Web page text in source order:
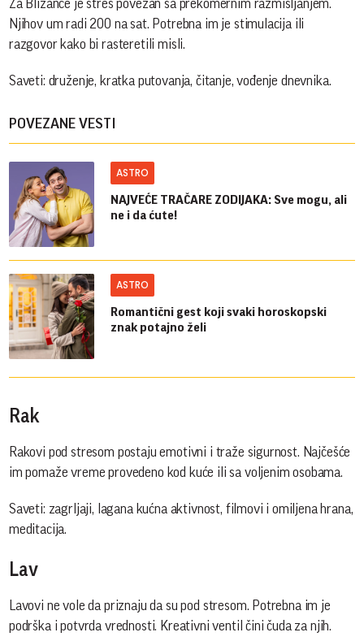
Za Blizance je stres povezan sa prekomernim razmišljanjem.
Njihov um radi 200 na sat. Potrebna im je stimulacija ili
razgovor kako bi rasteretili misli.
Saveti: druženje, kratka putovanja, čitanje, vođenje dnevnika.
POVEZANE VESTI
ASTRO
NAJVEĆE TRAČARE ZODIJAKA: Sve mogu, ali
ne i da ćute!
ASTRO
Romantični gest koji svaki horoskopski
znak potajno želi
Rak
Rakovi pod stresom postaju emotivni i traže sigurnost. Najčešće
im pomaže vreme provedeno kod kuće ili sa voljenim osobama.
Saveti: zagrljaji, lagana kućna aktivnost, filmovi i omiljena hrana,
meditacija.
Lav
Lavovi ne vole da priznaju da su pod stresom. Potrebna im je
podrška i potvrda vrednosti. Kreativni ventil čini čuda za njih.